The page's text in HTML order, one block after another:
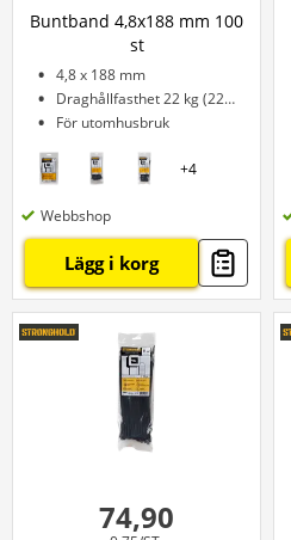
Buntband 4,8x188 mm 100
st
4,8 x 188 mm
Draghållfasthet 22 kg (222 N)
För utomhusbruk
+4
Webbshop
Lägg i korg
74,90